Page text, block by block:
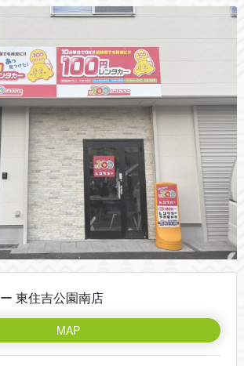
東住吉公園南店
MAP